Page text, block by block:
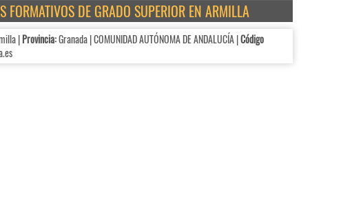
FORMATIVOS DE GRADO SUPERIOR EN ARMILLA
|Provincia:Granada | COMUNIDAD AUTÓNOMA DE ANDALUCÍA |Código